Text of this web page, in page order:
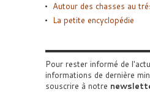
Autour des chasses au
La petite encyclopédie
Pour rester informé de
informations de dernière
souscrire à notre